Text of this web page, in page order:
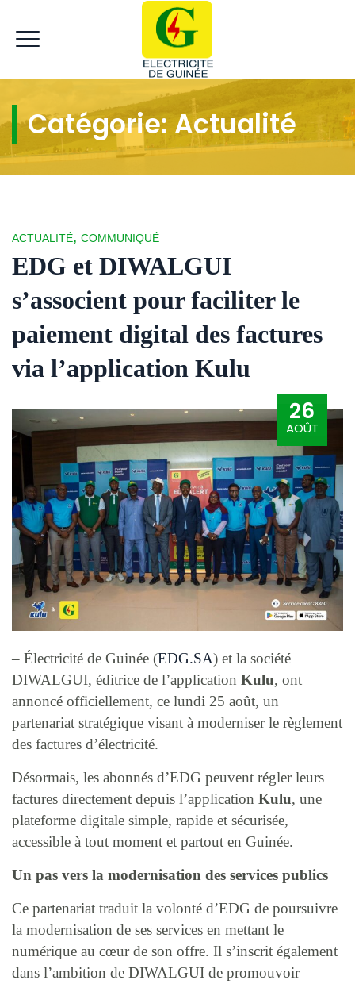
Catégorie:Actualité
ACTUALITÉ, COMMUNIQUÉ
EDG et DIWALGUI
s’associent pour faciliter le
paiement digital des factures
via l’application Kulu
26
AOÛT
– Électricité de Guinée (EDG.SA) et la société
DIWALGUI, éditrice de l’application Kulu, ont
annoncé officiellement, ce lundi 25 août, un
partenariat stratégique visant à moderniser le règlement
des factures d’électricité.
Désormais, les abonnés d’EDG peuvent régler leurs
factures directement depuis l’application Kulu, une
plateforme digitale simple, rapide et sécurisée,
accessible à tout moment et partout en Guinée.
Un pas vers la modernisation des services publics
Ce partenariat traduit la volonté d’EDG de poursuivre
la modernisation de ses services en mettant le
numérique au cœur de son offre. Il s’inscrit également
dans l’ambition de DIWALGUI de promouvoir